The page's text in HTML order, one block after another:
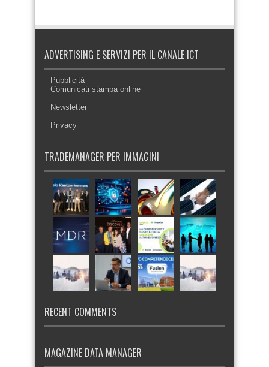
ADVERTISING E SERVIZI PER IL CANALE ICT
Pubblicità
Comunicati stampa online
Newsletter
Privacy
TRADEMANAGER PER IMMAGINI
RECENT COMMENTS
MAGAZINE DATA MANAGER